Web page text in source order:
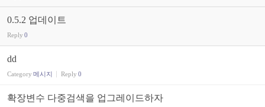
0.5.2 업데이트
Reply 0
dd
Category 메시지 Reply 0
확장변수 다중검색을 업그레이드하자